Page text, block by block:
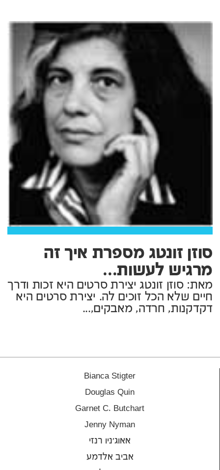
סוזן זונטג מספרת איך זה
מרגיש לעשות...
מאת: סוזן זונטג יצירת סרטים היא זכות ודרך
חיים שלא הכל זוכים לה. יצירת סרטים היא
דקדקנות, חרדה, מאבקים,...
Bianca Stigter
Douglas Quin
Garnet C. Butchart
Jenny Nyman
אאוג'ניו רנזי
אביב אלדמע